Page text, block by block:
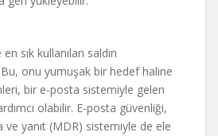
sık kullanılan saldırı
onu yumuşak bir hedef haline
bir e-posta sistemiyle gelen
olabilir. E-posta güvenliği,
ve yanıt (MDR) sistemiyle de ele